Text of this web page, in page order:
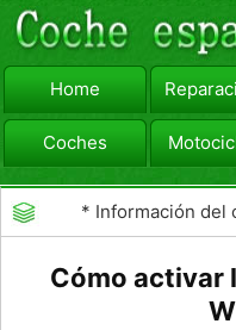
Home
Coches
viajar
* Información del
Cómo activar